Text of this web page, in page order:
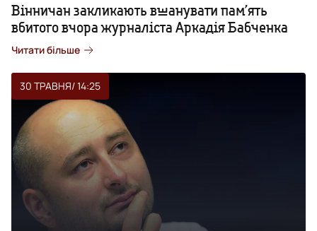
Вінничан закликають вшанувати пам’ять
вбитого вчора журналіста Аркадія Бабченка
Читати більше
30 ТРАВНЯ/ 14:25